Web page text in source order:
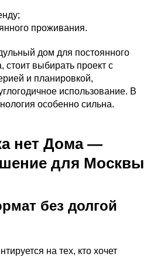
проживания.
дом для постоянного
выбирать проект с
и планировкой,
использование. В
особенно сильна.
нет Дома —
для Москвы
без долгой
на тех, кто хочет